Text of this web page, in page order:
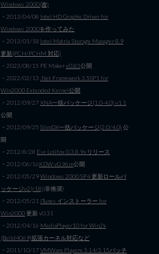
Windows 2000(改)
・2013/04/08 Intel HD Graphic Driver for
Windows 2000を作ってみた
・2013/01/18 Intel Matrix Storage Manager 8.9
更新(PCH/PCHM 対応)
・2023/08/15 PE Makerv0.83公開
・2022/02/13 .Net Framework 3.5SP1 for
Win2000 Extended Kernel公開
・2012/09/27XNA一括パッケージ(1.0-4.0) v1.1
公開
・2012/09/25 SlimDX一括パッケージ(2.0/4.0) 公
開
・2012/8/28 Ese Lolifox 0.3.8.9a リリース
・2012/06/16KDW v0.96m公開
・2012/05/29Windows 2000 SP4 更新ロールパ
ッケージv2(r18)(非推奨)
・2012/05/21 iTunes インストーラー for
Win2000更新 v0.31
・2012/04/16 MediaPlayer10 for Win2k
(Build4069)拡張カーネル対応など
・2011/10/17VMWare Playere 3.14/3.15パッチ